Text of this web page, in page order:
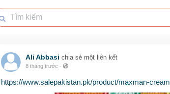
Ali Abbasi chia sẻ một liên kết
8 tháng trước -
https://www.salepakistan.pk/product/maxman-cream